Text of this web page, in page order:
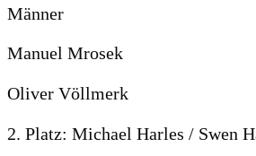
Männer
Manuel Mrosek
Oliver Völlmerk
2. Platz: Michael Harles / Swen